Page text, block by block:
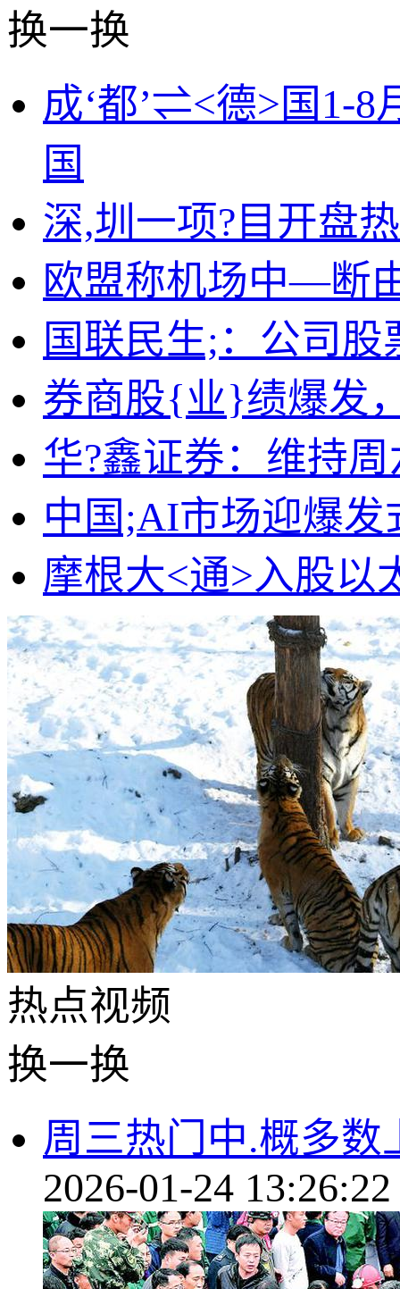
换一换
成‘都’⇌<德>国1-8
国
深,圳一项?目开盘
欧盟称机场中—断
国联民生;：公司
券商股{业}绩爆发
华?鑫证券：维持
中国;AI市场迎爆发
摩根大<通>入股以
热点视频
换一换
周三热门中.概多数
2026-01-24 13:26:22